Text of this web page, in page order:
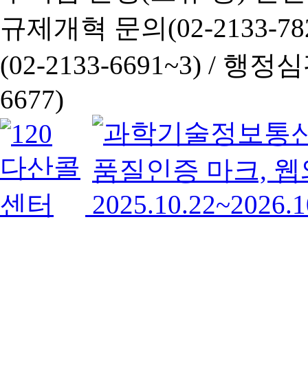
규제개혁 문의(02-2133-
(02-2133-6691~3) / 행정심
6677)